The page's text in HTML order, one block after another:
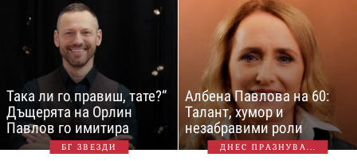
Така ли го правиш, тате?“
Дъщерята на Орлин
Павлов го имитира
БГ ЗВЕЗДИ
Албена Павлова на 60:
Талант, хумор и
незабравими роли
ДНЕС ПРАЗНУВА...